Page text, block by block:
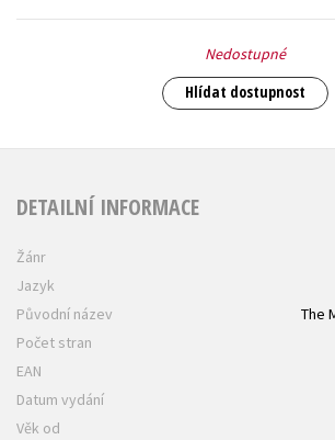
Nedostupné
Hlídat dostupnost
DETAILNÍ INFORMACE
Žánr
Jazyk
Původní název
The
Počet stran
EAN
Datum vydání
Věk od